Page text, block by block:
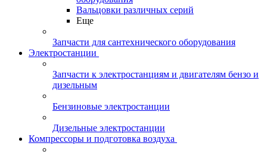
Вальцовки различных серий
Еще
Запчасти для сантехнического оборудования
Электростанции
Запчасти к электростанциям и двигателям бензо и
дизельным
Бензиновые электростанции
Дизельные электростанции
Компрессоры и подготовка воздуха